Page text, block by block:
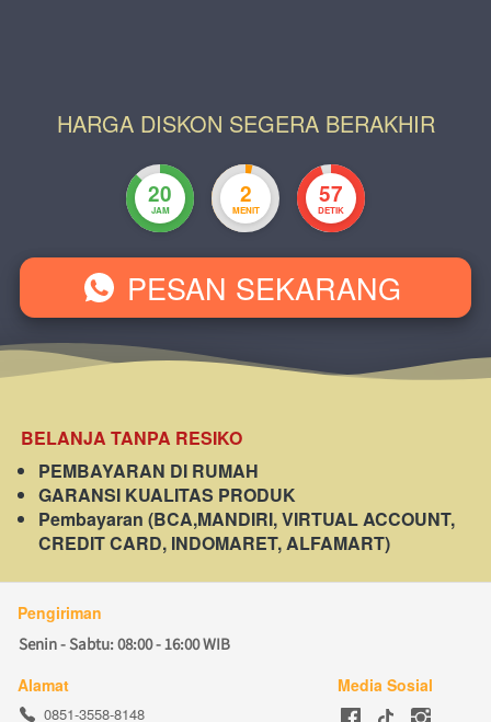
HARGA DISKON SEGERA BERAKHIR
20
JAM
2
MENIT
55
DETIK
` PESAN SEKARANG
BELANJA TANPA RESIKO
PEMBAYARAN DI RUMAH
GARANSI KUALITAS PRODUK
Pembayaran (BCA,MANDIRI, VIRTUAL ACCOUNT,
CREDIT CARD, INDOMARET, ALFAMART)
Pengiriman
Senin - Sabtu: 08:00 - 16:00 WIB
Alamat
0851-3558-8148
Media Sosial